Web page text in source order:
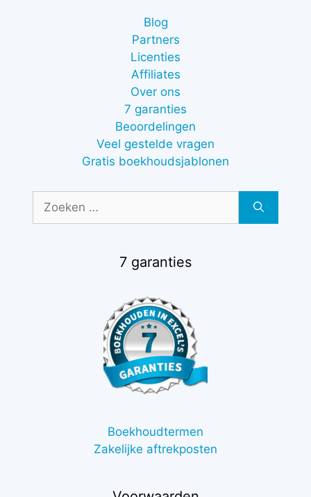
Blog
Partners
Licenties
Affiliates
Over ons
7 garanties
Beoordelingen
Veel gestelde vragen
Gratis boekhoudsjablonen
naar:
7 garanties
Boekhoudtermen
Zakelijke aftrekposten